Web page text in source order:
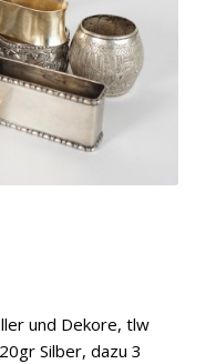
und Dekore, tlw
Silber, dazu 3